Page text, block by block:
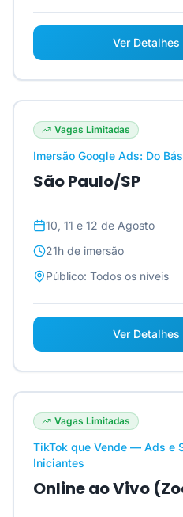
Ver
Vagas Limitadas
Imersão Google Ads: Do
São Paulo/SP
10, 11 e 12 de Agosto
21h de imersão
Público: Todos os níveis
Ver
Vagas Limitadas
TikTok que Vende — Ads e
Iniciantes
Online ao Vivo